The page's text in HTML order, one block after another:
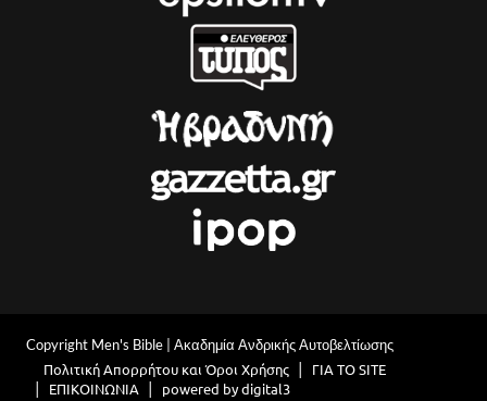
Copyright Men's Bible | Ακαδημία Ανδρικής Αυτοβελτίωσης
Πολιτική Απορρήτου και Όροι Χρήσης
ΓΙΑ ΤΟ SITE
ΕΠΙΚΟΙΝΩΝΙΑ
powered by digital3